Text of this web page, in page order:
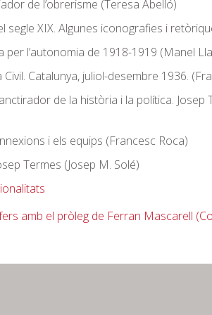
de l’obrerisme (Teresa Abelló)
segle XIX. Algunes iconografies i
per l’autonomia de 1918-1919 (Manel
Catalunya, juliol-desembre 1936.
de la història i la política. Josep
i els equips (Francesc Roca)
Termes (Josep M. Solé)
amb el pròleg de Ferran Mascarell